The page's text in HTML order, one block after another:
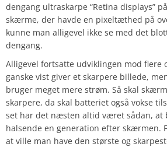
dengang ultraskarpe “Retina displays”
skærme, der havde en pixeltæthed på
kunne man alligevel ikke se med det
dengang.
Alligevel fortsatte udviklingen mod flere
ganske vist giver et skarpere billede,
bruger meget mere strøm. Så skal
skarpere, da skal batteriet også vokse
set har det næsten altid været sådan, at
halsende en generation efter skærmen.
at ville man have den største og